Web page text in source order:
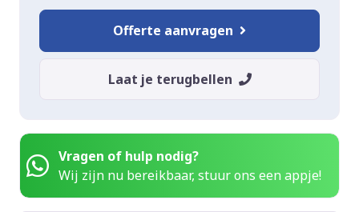
Offerte aanvragen
Laat je terugbellen
Vragen of hulp nodig?
Wij zijn nu bereikbaar, stuur ons een appje!